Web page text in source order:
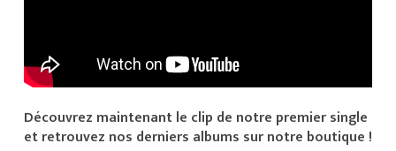
Découvrez maintenant le clip de notre premier single
et retrouvez nos derniers albums sur notre boutique !